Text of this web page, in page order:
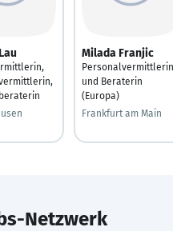
Milada Franjic
und Beraterin
(Europa)
Frankfurt am Main
Netzwerk